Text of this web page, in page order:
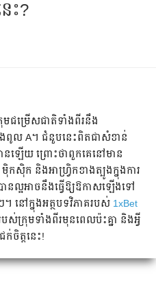
ះ?
មជម្រើសជាតិទាំងពីរនឹង
នុងពូល A។ ជំនួបនេះពិតជាសំខាន់
ឡើយ ព្រោះថាពួកគេនៅមាន
កស៊ិក និងអាហ្វ្រិកខាងត្បូងក្នុងការ
បានល្អអាចនឹងធ្វើឱ្យឱកាសឡើងទៅ
។ នៅក្នុងអត្ថបទវិភាគរបស់ 1xBet
ក្រុមទាំងពីរមុនពេលប៉ះគ្នា និងអ្វី
ចិត្តនេះ!